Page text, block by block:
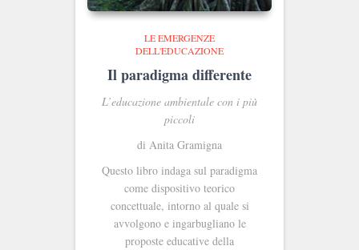
LE EMERGENZE
DELL'EDUCAZIONE
Il paradigma differente
L’educazione ambientale con i più
piccoli
di Anita Gramigna
Questo libro indaga sul paradigma
come dispositivo teorico
concettuale, intorno al quale si
avvolgono e ingarbugliano le
proposte educative della